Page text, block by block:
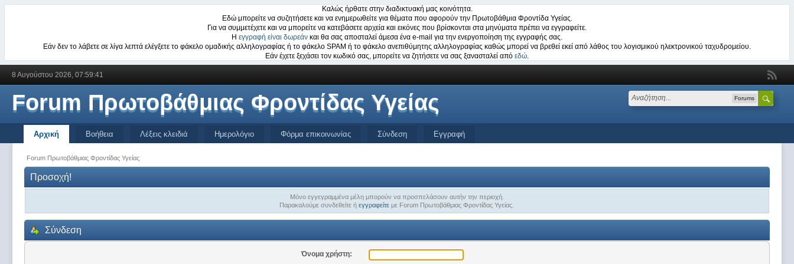
Καλώς ήρθατε στην διαδικτυακή μας κοινότητα.
Εδώ μπορείτε να συζητήσετε και να ενημερωθείτε για θέματα που αφορούν την Πρωτοβάθμια Φροντίδα Υγείας.
Για να συμμετέχετε και να μπορείτε να κατεβάσετε αρχεία και εικόνες που βρίσκονται στα μηνύματα πρέπει να εγγραφείτε.
Η εγγραφή είναι δωρεάν και θα σας αποσταλεί άμεσα ένα e-mail για την ενεργοποίηση της εγγραφής σας.
Εάν δεν το λάβετε σε λίγα λεπτά ελέγξετε το φάκελο ομαδικής αλληλογραφίας ή το φάκελο SPAM ή το φάκελο ανεπιθύμητης αλληλογραφίας καθώς μπορεί να βρεθεί εκεί από λάθος του λογισμικού ηλεκτρονικού ταχυδρομείου.
Εάν έχετε ξεχάσει τον κωδικό σας, μπορείτε να ζητήσετε να σας ξανασταλεί από εδώ.
8 Αυγούστου 2026, 07:59:41
Forum Πρωτοβάθμιας Φροντίδας Υγείας Forums
Αρχική Βοήθεια Λέξεις κλειδιά Ημερολόγιο Φόρμα επικοινωνίας Σύνδεση Εγγραφή
Forum Πρωτοβάθμιας Φροντίδας Υγείας
Προσοχή!
Μόνο εγγεγραμμένα μέλη μπορούν να προσπελάσουν αυτήν την περιοχή.
Παρακαλούμε συνδεθείτε ήεγγραφείτε με Forum Πρωτοβάθμιας Φροντίδας Υγείας.
Σύνδεση
Όνομα χρήστη: